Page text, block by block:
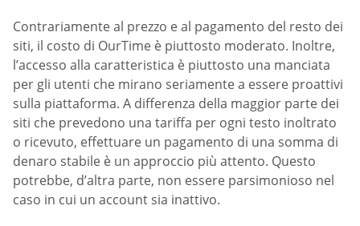
Contrariamente al prezzo e al pagamento del resto dei
siti, il costo di OurTime è piuttosto moderato. Inoltre,
l’accesso alla caratteristica è piuttosto una manciata
per gli utenti che mirano seriamente a essere proattivi
sulla piattaforma. A differenza della maggior parte dei
siti che prevedono una tariffa per ogni testo inoltrato
o ricevuto, effettuare un pagamento di una somma di
denaro stabile è un approccio più attento. Questo
potrebbe, d’altra parte, non essere parsimonioso nel
caso in cui un account sia inattivo.